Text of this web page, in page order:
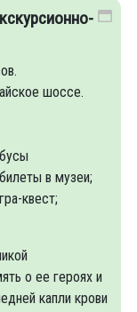
шоссе.
в музеи;
квест;
о ее героях и
капли крови